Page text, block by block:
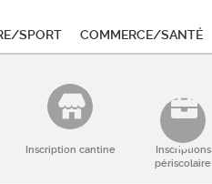
Sport Commerce/Santé
Inscription cantine
Inscriptions
périscolaire